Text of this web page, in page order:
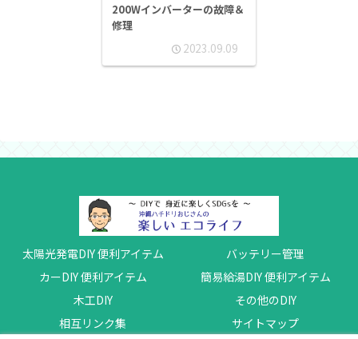
200Wインバーターの故障＆
修理
2023.09.09
太陽光発電DIY 便利アイテム
バッテリー管理
カーDIY 便利アイテム
簡易給湯DIY 便利アイテム
木工DIY
その他のDIY
相互リンク集
サイトマップ